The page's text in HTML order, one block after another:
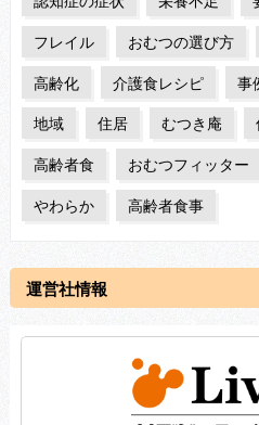
フレイル おむつの選び方
高齢化 介護食レシピ 事
地域 住居 むつき庵
高齢者食 おむつフィッター
やわらか 高齢者食事
運営社情報